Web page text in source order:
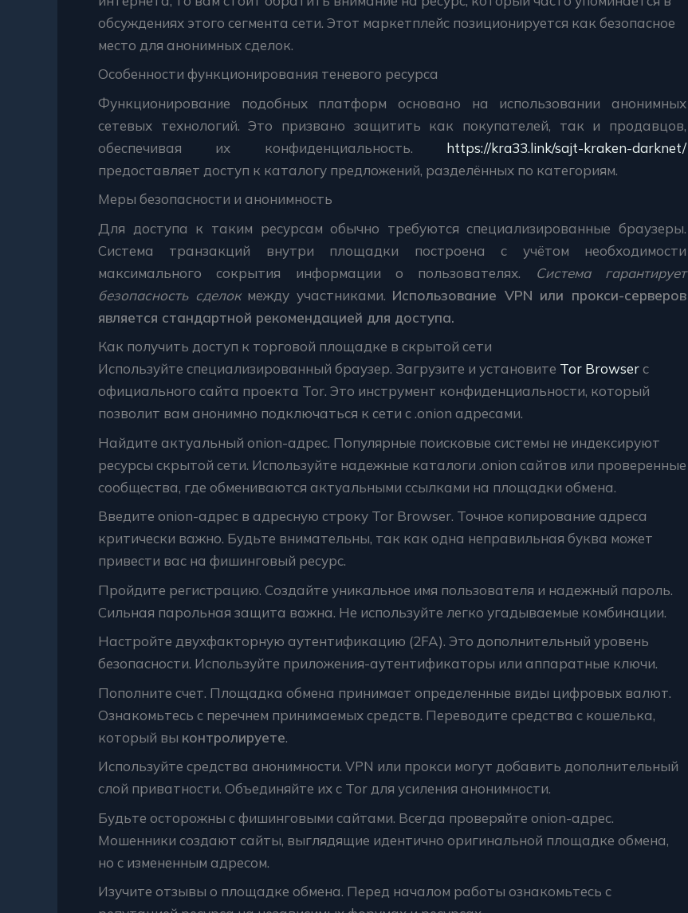
обсуждениях этого сегмента сети. Этот маркетплейс позиционируется как безопасное
место для анонимных сделок.
Особенности функционирования теневого ресурса
Функционирование подобных платформ основано на использовании анонимных
сетевых технологий. Это призвано защитить как покупателей, так и продавцов,
обеспечивая их конфиденциальность. https://kra33.link/sajt-kraken-darknet/
предоставляет доступ к каталогу предложений, разделённых по категориям.
Меры безопасности и анонимность
Для доступа к таким ресурсам обычно требуются специализированные браузеры.
Система транзакций внутри площадки построена с учётом необходимости
максимального сокрытия информации о пользователях.
Система гарантирует
безопасность сделокмежду участниками. Использование VPN или прокси-серверов
является стандартной рекомендацией для доступа.
Как получить доступ к торговой площадке в скрытой сети
Используйте специализированный браузер. Загрузите и установите Tor Browserс
официального сайта проекта Tor. Это инструмент конфиденциальности, который
позволит вам анонимно подключаться к сети с .onion адресами.
Найдите актуальный onion-адрес. Популярные поисковые системы не индексируют
ресурсы скрытой сети. Используйте надежные каталоги .onion сайтов или проверенные
сообщества, где обмениваются актуальными ссылками на площадки обмена.
Введите onion-адрес в адресную строку Tor Browser. Точное копирование адреса
критически важно. Будьте внимательны, так как одна неправильная буква может
привести вас на фишинговый ресурс.
Пройдите регистрацию. Создайте уникальное имя пользователя и надежный пароль.
Сильная парольная защита важна. Не используйте легко угадываемые комбинации.
Настройте двухфакторную аутентификацию (2FA). Это дополнительный уровень
безопасности. Используйте приложения-аутентификаторы или аппаратные ключи.
Пополните счет. Площадка обмена принимает определенные виды цифровых валют.
Ознакомьтесь с перечнем принимаемых средств. Переводите средства с кошелька,
который вы контролируете.
Используйте средства анонимности. VPN или прокси могут добавить дополнительный
слой приватности. Объединяйте их с Tor для усиления анонимности.
Будьте осторожны с фишинговыми сайтами. Всегда проверяйте onion-адрес.
Мошенники создают сайты, выглядящие идентично оригинальной площадке обмена,
но с измененным адресом.
Изучите отзывы о площадке обмена. Перед началом работы ознакомьтесь с